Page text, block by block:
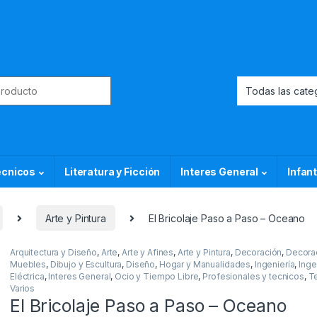
Literatura y Ficción Interes General
Arte y Pintura El Bricolaje Paso a Paso – Oceano
Arquitectura y Diseño, Arte, Arte y Afines, Arte y Pintura, Decoración,
Muebles, Dibujo y Escultura, Diseño, Hogar y Manualidades, Ingeniería,
Eléctrica, Interes General, Ocio y Tiempo Libre, Profesionales y tecnicos,
Varios
El Bricolaje Paso a Paso – Oceano